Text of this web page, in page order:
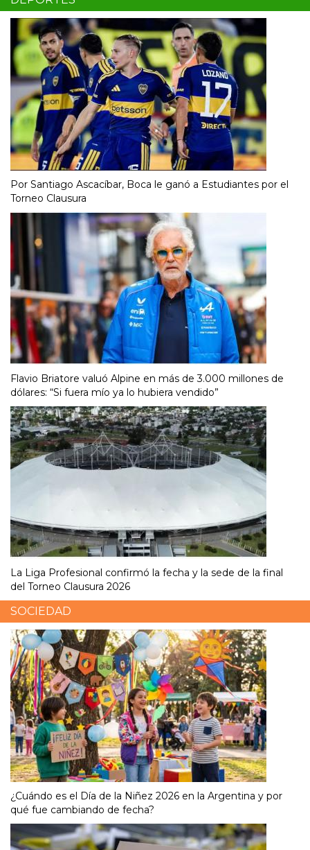
Por Santiago Ascacíbar, Boca le ganó a Estudiantes por el
Torneo Clausura
Flavio Briatore valuó Alpine en más de 3.000 millones de
dólares: “Si fuera mío ya lo hubiera vendido”
La Liga Profesional confirmó la fecha y la sede de la final
del Torneo Clausura 2026
SOCIEDAD
¿Cuándo es el Día de la Niñez 2026 en la Argentina y por
qué fue cambiando de fecha?